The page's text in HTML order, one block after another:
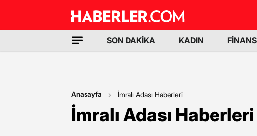
SON DAKİKA KADIN FİNANS
Anasayfa İmralı Adası Haberleri
İmralı Adası Haberleri